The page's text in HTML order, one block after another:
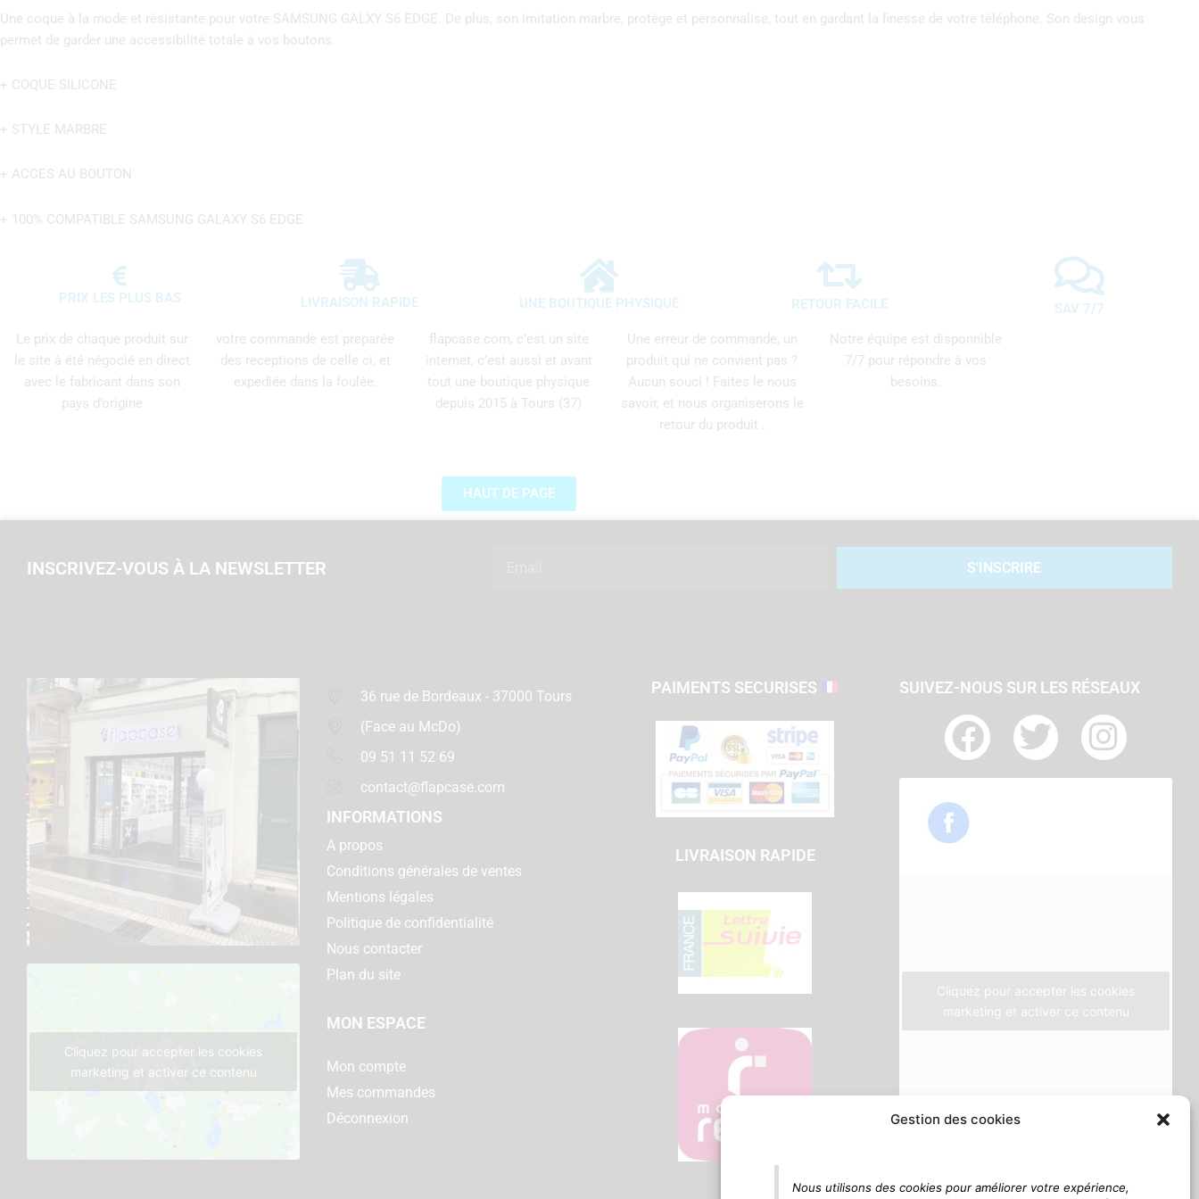
Gestion des cookies
Nous utilisons des cookies pour améliorer votre expérience,
Une coque à la mode et résistante pour votre SAMSUNG GALXY S6 EDGE. De plus, son imitation marbre, protège et personnalise, tout en gardant la finesse de votre téléphone. Son design vous
permet de garder une accessibilité totale à vos boutons.
+ COQUE SILICONE
+ STYLE MARBRE
+ ACCES AU BOUTON
+ 100% COMPATIBLE SAMSUNG GALAXY S6 EDGE
PRIX LES PLUS BAS LIVRAISON RAPIDE UNE BOUTIQUE PHYSIQUE RETOUR FACILE
SAV 7/7
Le prix de chaque produit sur
le site à été négocié en direct
avec le fabricant dans son
pays d’origine
votre commande est preparée
des receptions de celle ci, et
expediée dans la foulée.
flapcase.com, c’est un site
internet, c’est aussi et avant
tout une boutique physique
depuis 2015 à Tours (37)
Une erreur de commande, un
produit qui ne convient pas ?
Aucun souci ! Faites le nous
savoir, et nous organiserons le
retour du produit .
Notre équipe est disponnible
7/7 pour répondre à vos
besoins.
HAUT DE PAGE
INSCRIVEZ-VOUS À LA NEWSLETTER S'INSCRIRE
Cliquez pour accepter les cookies
marketing et activer ce contenu
36 rue de Bordeaux - 37000 Tours
(Face au McDo)
09 51 11 52 69
contact@flapcase.com
INFORMATIONS
A propos
Conditions générales de ventes
Mentions légales
Politique de confidentialité
Nous contacter
Plan du site
MON ESPACE
Mon compte
Mes commandes
Déconnexion
PAIMENTS SECURISES
LIVRAISON RAPIDE
SUIVEZ-NOUS SUR LES RÉSEAUX
F
a
e
T
w
I
n
m
Cliquez pour accepter les cookies
marketing et activer ce contenu